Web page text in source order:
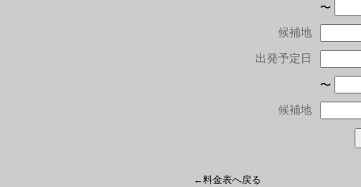
〜
候補地
出発予定日
〜
候補地
←料金表へ戻る